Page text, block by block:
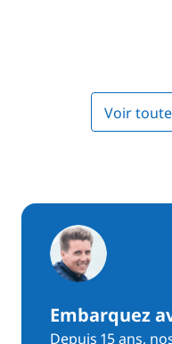
Voir
Embarquez
Depuis 15 ans,